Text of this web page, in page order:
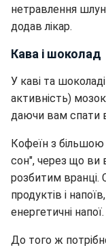
нетравлення
додав лікар.
Кава і шоколад
У каві та
активність)
даючи вам спати
Кофеїн з
сон", через що ви
розбитим вранці.
продуктів і
енергетичні напої.
До того ж